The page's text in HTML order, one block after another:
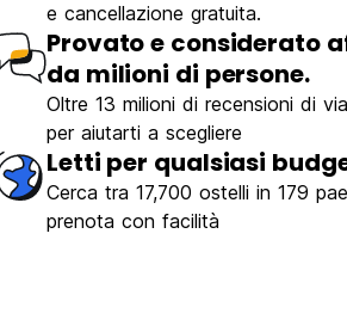
e cancellazione gratuita.
Provato e considerato
da milioni di persone.
Oltre 13 milioni di recensioni di
per aiutarti a scegliere
Letti per qualsiasi
Cerca tra 17,700 ostelli in 179
prenota con facilità